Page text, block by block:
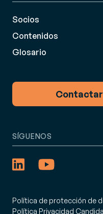
Socios
Contenidos
Glosario
Política de protección de
Política Privacidad
SÍGUENOS